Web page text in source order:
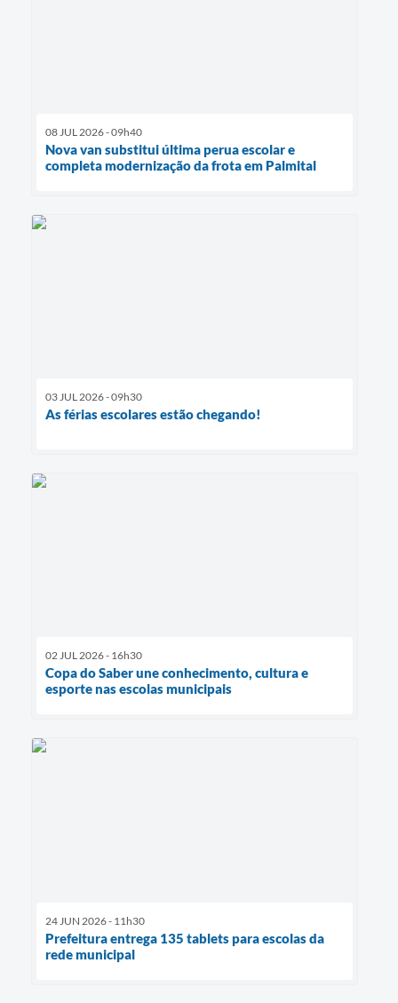
08 JUL 2026 - 09h40
Nova van substitui última perua escolar e
completa modernização da frota em Palmital
03 JUL 2026 - 09h30
As férias escolares estão chegando!
02 JUL 2026 - 16h30
Copa do Saber une conhecimento, cultura e
esporte nas escolas municipais
24 JUN 2026 - 11h30
Prefeitura entrega 135 tablets para escolas da
rede municipal